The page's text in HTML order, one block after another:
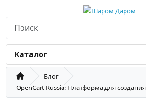
Каталог
Блог
OpenCart Russia: Платформа для